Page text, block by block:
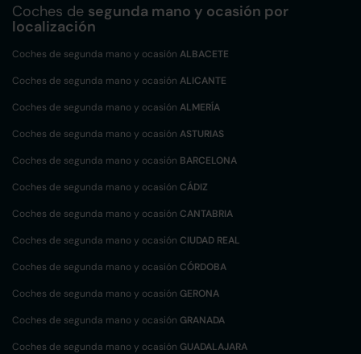
Coches de segunda mano y ocasión por
localización
Coches de segunda mano y ocasión ALBACETE
Coches de segunda mano y ocasión ALICANTE
Coches de segunda mano y ocasión ALMERÍA
Coches de segunda mano y ocasión ASTURIAS
Coches de segunda mano y ocasión BARCELONA
Coches de segunda mano y ocasión CÁDIZ
Coches de segunda mano y ocasión CANTABRIA
Coches de segunda mano y ocasión CIUDAD REAL
Coches de segunda mano y ocasión CÓRDOBA
Coches de segunda mano y ocasión GERONA
Coches de segunda mano y ocasión GRANADA
Coches de segunda mano y ocasión GUADALAJARA